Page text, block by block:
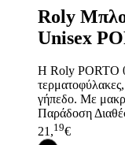
Roly
Unisex
Η Roly PORTO
γήπεδο. Με
Παράδοση
21,19€